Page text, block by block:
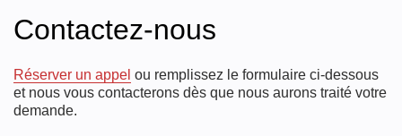
Contactez-nous
Réserver un appel ou remplissez le formulaire ci-dessous
et nous vous contacterons dès que nous aurons traité votre
demande.